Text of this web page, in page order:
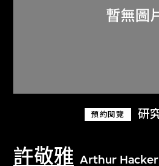
預約閱覽 研
許敬雅 Arthur Hacker
關於M+藏品
探索世界頂級的二十及
文化藏品。